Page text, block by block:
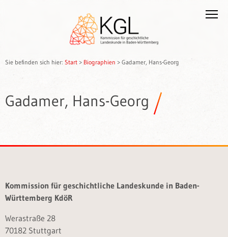
Sie befinden sich hier: Start > Biographien > Gadamer, Hans-Georg
Gadamer, Hans-Georg
Kommission für geschichtliche Landeskunde in Baden-
Württemberg KdöR
Werastraße 28
70182 Stuttgart